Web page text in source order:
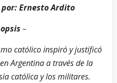
Ernesto Ardito
–
católico inspiró y justificó
Argentina a través de la
católica y los militares.